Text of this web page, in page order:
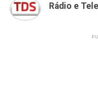
Rádio e